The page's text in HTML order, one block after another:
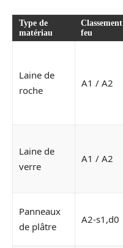
Type de
matériau
Classement
feu
Laine de
roche
A1 / A2
Laine de
verre
A1 / A2
Panneaux
de plâtre
A2-s1,d0